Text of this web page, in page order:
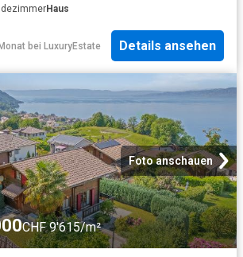
Haus
bei LuxuryEstate Details ansehen
Foto anschauen
CHF 9'615/m²